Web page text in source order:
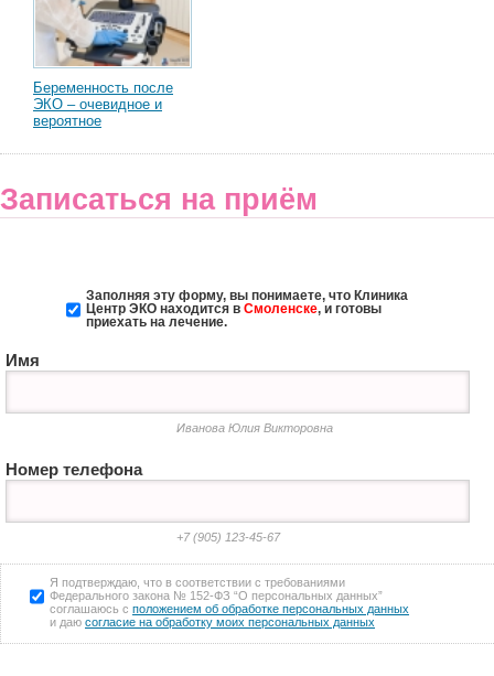
Беременность после
ЭКО – очевидное и
вероятное
Записаться на приём
Заполняя эту форму, вы понимаете, что Клиника
Центр ЭКО находится в Смоленске, и готовы
приехать на лечение.
Имя
Иванова Юлия Викторовна
Номер телефона
+7 (905) 123-45-67
Я подтверждаю, что в соответствии с требованиями
Федерального закона № 152-ФЗ “О персональных данных”
соглашаюсь с положением об обработке персональных данных
и даю согласие на обработку моих персональных данных